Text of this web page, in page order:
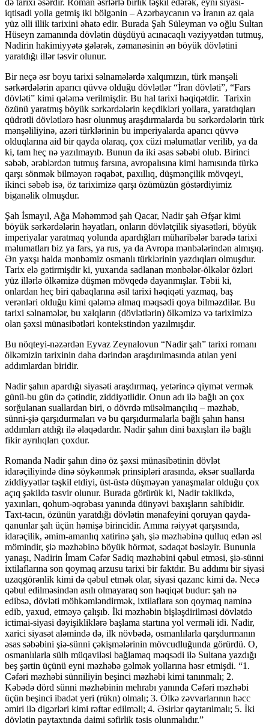
də tarixi əsərdir. Roman əsrlərlə birlik təşkil edərək, eyni siyasi-
iqtisadi yolla getmiş iki bölgənin – Azərbaycanın və İranın az qala
yüz əlli illik tarixini əhatə edir. Burada Şah Süleyman və oğlu Sultan
Hüseyn zamanında dövlətin düşdüyü acınacaqlı vəziyyətdən tutmuş,
Nadirin hakimiyyətə gələrək, zəmanəsinin ən böyük dövlətini
yaratdığı illər təsvir olunur.
Bir neçə əsr boyu tarixi səlnamələrdə xalqımızın, türk mənşəli
sərkərdələrin aparıcı qüvvə olduğu dövlətlər “İran dövləti”, “Fars
dövləti” kimi qələmə verilmişdir. Bu hal tarixi həqiqətdir. Tarixin
özünü yaratmış böyük sərkərdələrin keçdikləri yollara, yaratdıqları
qüdrətli dövlətlərə həsr olunmuş araşdırmalarda bu sərkərdələrin türk
mənşəliliyinə, azəri türklərinin bu imperiyalarda aparıcı qüvvə
olduqlarına aid bir qayda olaraq, çox cüzi məlumatlar verilib, ya da
ki, tam heç nə yazılmayıb. Bunun da iki əsas səbəbi olub. Birinci
səbəb, ərəblərdən tutmuş farsına, avropalısına kimi hamısında türkə
qarşı sönmək bilməyən rəqabət, paxıllıq, düşmənçilik mövqeyi,
ikinci səbəb isə, öz tariximizə qarşı özümüzün göstərdiyimiz
biganəlik olmuşdur.
Şah İsmayıl, Ağa Məhəmməd şah Qacar, Nadir şah Əfşar kimi
böyük sərkərdələrin həyatları, onların dövlətçilik siyasətləri, böyük
imperiyalar yaratmaq yolunda apardığları müharibələr barədə tariхi
məlumatları biz ya fars, ya rus, ya da Avropa mənbələrindən almışıq.
Ən yaxşı halda mənbəmiz osmanlı türklərinin yazdıqları olmuşdur.
Tarix elə gətirmişdir ki, yuxarıda sadlanan mənbələr-ölkələr özləri
yüz illərlə ölkəmizə düşmən mövqedə dayanmışlar. Təbii ki,
onlardan heç biri qabaqlarına əsil tarixi həqiqəti yazmaq, baş
verənləri olduğu kimi qələmə almaq məqsədi qoya bilməzdilər. Bu
tarixi səlnamələr, bu xalqların (dövlətlərin) ölkəmizə və tariximizə
olan şəxsi münasibətləri kontekstindən yazılmışdır.
Bu nöqteyi-nəzərdən Eyvaz Zeynalovun “Nadir şah” tarixi romanı
ölkəmizin tarixinin daha dərindən araşdırılmasında atılan yeni
addımlardan biridir.
Nadir şahın apardığı siyasəti araşdırmaq, yetərincə qiymət vermək
günü-bu gün də çətindir, ziddiyətlidir. Onun adı ilə bağlı ən çox
sorğulanan suallardan biri, o dövrdə müsəlmançılıq – məzhəb,
sünni-şiə qarşıdurmaları və bu qarşıdurmalarla bağlı şahın hansı
addımları atdığı ilə əlaqədardır. Nadir şahın dini baxışları ilə bağlı
fikir ayrılıqları çoxdur.
Romanda Nadir şahın dinə öz şəxsi münasibətinin dövlət
idarəçiliyində dinə söykənmək prinsipləri arasında, əksər suallarda
ziddiyyətlər təşkil etdiyi, üst-üstə düşməyən yanaşmalar olduğu çox
açıq şəkildə təsvir olunur. Burada görürük ki, Nadir təklikdə,
yaxınları, qohum-əqrəbası yanında dünyəvi baxışların sahibidir.
Taxt-tacın, özünün yaratdığı dövlətin mənafeyini qoruyan qayda-
qanunlar şah üçün həmişə birincidir. Amma rəiyyət qarşısında,
idarəçilik, əmim-amanlıq xatirinə şah, şiə məzhəbinə qulluq edən əsl
mömindir, şiə məzhəbinə böyük hörmət, sədaqət bəsləyir. Bununla
yanaşı, Nadirin İmam Cəfər Sadiq məzhəbini qəbul etməsi, şiə-sünni
ixtilaflarına son qoymaq arzusu tarixi bir faktdır. Bu addımı bir siyasi
uzaqgörənlik kimi də qəbul etmək olar, siyasi qazanc kimi də. Necə
qəbul edilməsindən asılı olmayaraq son həqiqət budur: şah nə
edibsə, dövləti möhkəmləndirmək, ixtilaflara son qoymaq naminə
edib, yaxud, etməyə çalışıb. İki məzhəbin bişləşdirilməsi dövlətdə
ictimai-siyasi dəyişikliklərə başlama startına yol verməli idi. Nadir,
xarici siyasət aləmində də, ilk növbədə, osmanlılarla qarşdurmanın
əsas səbəbini şiə-sünni çəkişmələrinin mövcudluğunda görürdü. O,
osmanlılarla sülh müqaviləsi bağlamaq məqsədi ilə Sultana yazdığı
beş şərtin üçünü eyni məzhəbə gəlmək yollarına həsr etmişdi. “1.
Cəfəri məzhəbi sünniliyin beşinci məzhəbi kimi tanınmalı; 2.
Kəbədə dörd sünni məzhəbinin mehrabı yanında Cəfəri məzhəbi
üçün beşinci ibadət yeri (rükn) olmalı; 3. Ölkə zəvvarlarının həcc
əmiri ilə digərləri kimi rəftar edilməli; 4. Əsirlər qaytarılmalı; 5. İki
dövlətin paytaxtında daimi səfirlik təsis olunmalıdır.”